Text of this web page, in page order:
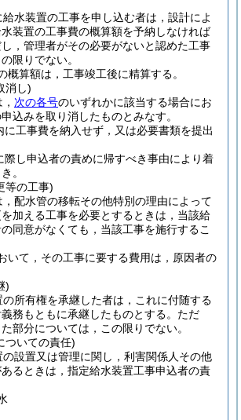
水装置の工事を申し込む者は，設計によ
装置の工事費の概算額を予納しなければ
し，管理者がその必要がないと認めた工事
限りでない。
概算額は，工事竣工後に精算する。
消し)
次の各号のいずれかに該当する場合にお
込みを取り消したものとみなす。
に工事費を納入せず，又は必要書類を提出
際し申込者の責めに帰すべき事由により着
。
等の工事)
，配水管の移転その他特別の理由によって
加える工事を必要とするときは，当該給
同意がなくても，当該工事を施行するこ
いて，その工事に要する費用は，原因者の
)
の所有権を承継した者は，これに付随する
務もともに承継したものとする。 ただ
部分については，この限りでない。
ついての責任)
の設置又は管理に関し，利害関係人その他
るときは，指定給水装置工事申込者の責